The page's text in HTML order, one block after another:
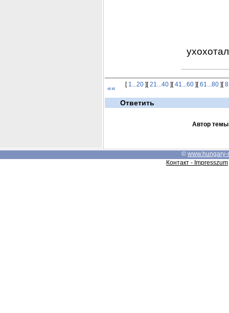
«« [ 1...20 ][21...40 ][41...60 ][61...80 ][
Ответить
Автор темы
© www.hungary-
Контакт - Impresszum